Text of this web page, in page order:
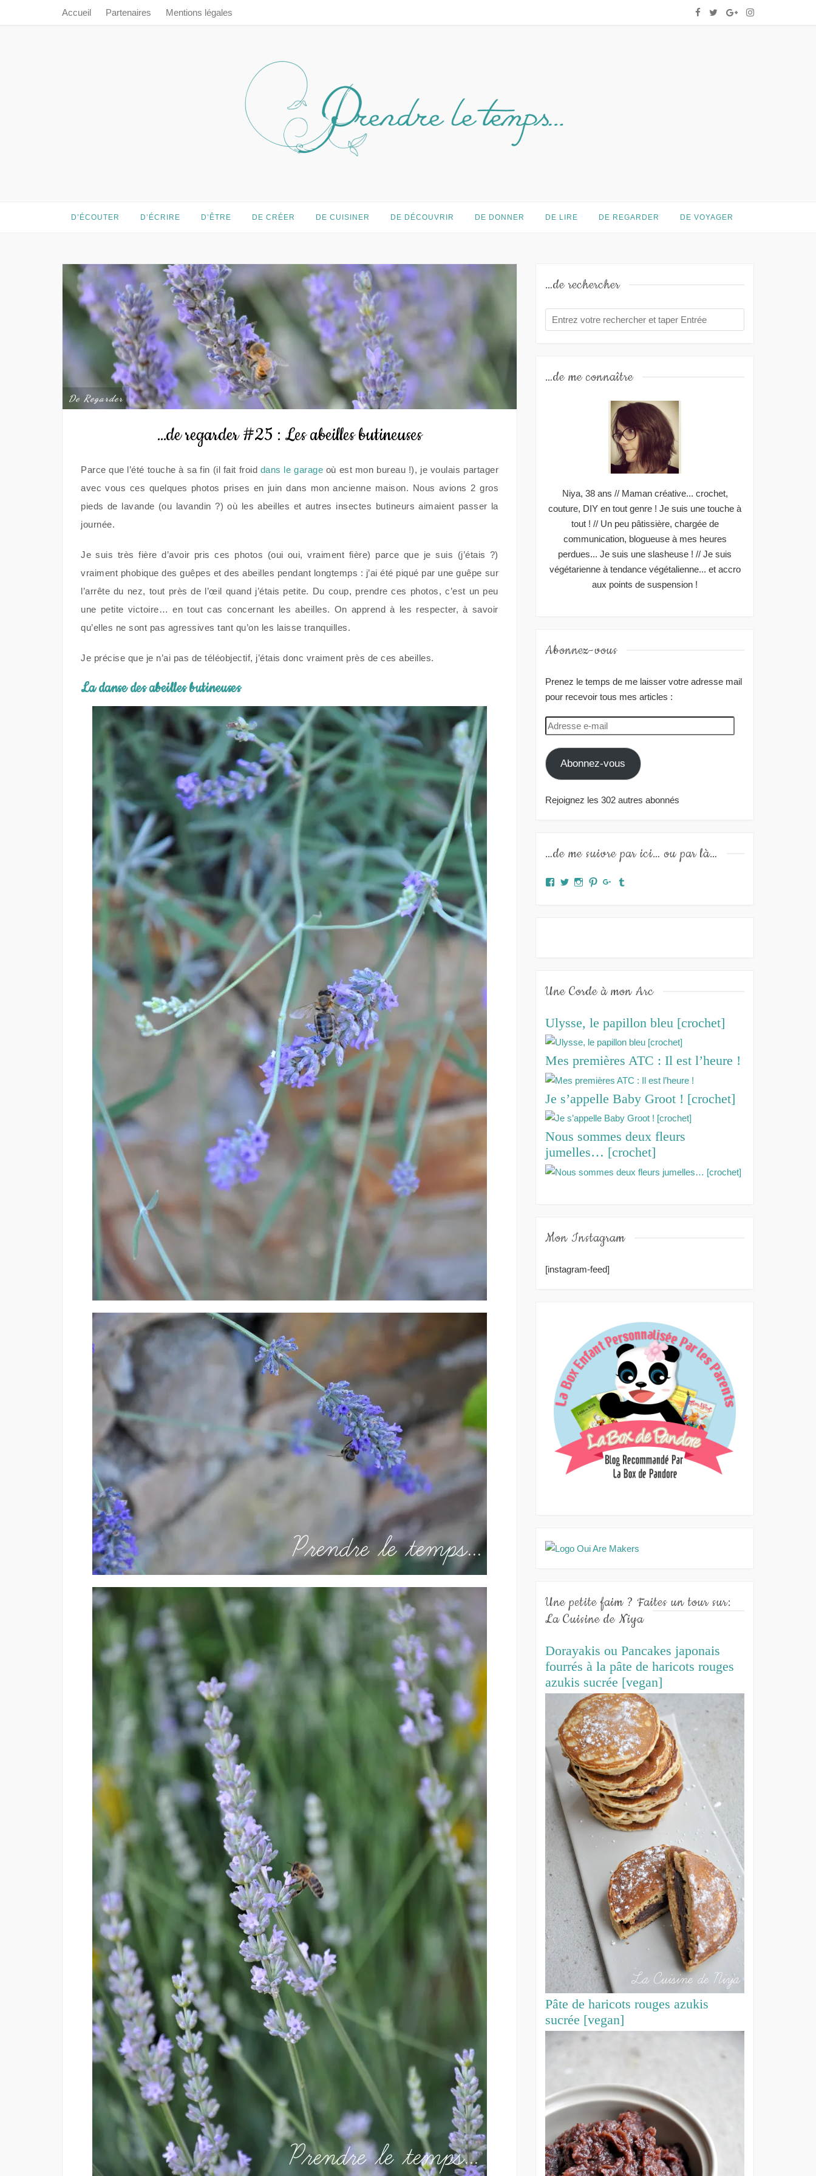
Accueil Partenaires Mentions légales
Prendre le temps…
D’ÉCOUTER D’ÉCRIRE D’ÊTRE DE CRÉER DE CUISINER DE DÉCOUVRIR DE DONNER DE LIRE DE REGARDER DE VOYAGER
De Regarder
…de regarder #25 : Les abeilles butineuses
Parce que l’été touche à sa fin (il fait froid dans le garage où est mon bureau !), je voulais partager
avec vous ces quelques photos prises en juin dans mon ancienne maison. Nous avions 2 gros
pieds de lavande (ou lavandin ?) où les abeilles et autres insectes butineurs aimaient passer la
journée.
Je suis très fière d’avoir pris ces photos (oui oui, vraiment fière) parce que je suis (j’étais ?)
vraiment phobique des guêpes et des abeilles pendant longtemps : j’ai été piqué par une guêpe sur
l’arrête du nez, tout près de l’œil quand j’étais petite. Du coup, prendre ces photos, c’est un peu
une petite victoire… en tout cas concernant les abeilles. On apprend à les respecter, à savoir
qu’elles ne sont pas agressives tant qu’on les laisse tranquilles.
Je précise que je n’ai pas de téléobjectif, j’étais donc vraiment près de ces abeilles.
La danse des abeilles butineuses
…de rechercher
…de me connaître
Niya, 38 ans // Maman créative... crochet,
couture, DIY en tout genre ! Je suis une touche à
tout ! // Un peu pâtissière, chargée de
communication, blogueuse à mes heures
perdues... Je suis une slasheuse ! // Je suis
végétarienne à tendance végétalienne... et accro
aux points de suspension !
Abonnez-vous
Prenez le temps de me laisser votre adresse mail
pour recevoir tous mes articles :
Adresse
e-
mail
Abonnez-vous
Rejoignez les 302 autres abonnés
…de me suivre par ici… ou par là…
Facebook
TwitterInstagram
PinterestGoogle+
Une Corde à mon Arc
Ulysse, le papillon bleu [crochet]
Mes premières ATC : Il est l’heure !
Je s’appelle Baby Groot ! [crochet]
Nous sommes deux fleurs
jumelles… [crochet]
Mon Instagram
[instagram-feed]
Une petite faim ? Faites un tour sur:
La Cuisine de Niya
Dorayakis ou Pancakes japonais
fourrés à la pâte de haricots rouges
azukis sucrée [vegan]
Pâte de haricots rouges azukis
sucrée [vegan]